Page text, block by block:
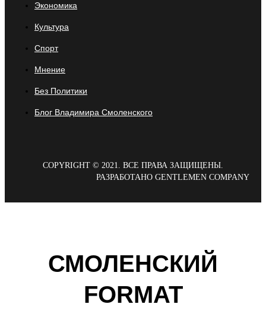
Экономика
Культура
Спорт
Мнение
Без Политики
Блог Владимира Смоленского
COPYRIGHT © 2021. ВСЕ ПРАВА ЗАЩИЩЕНЫ.
РАЗРАБОТАНО GENTLEMEN COMPANY
СМОЛЕНСКИЙ
FORMAT